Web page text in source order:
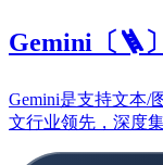
Gemini〔🪜〕
Gemini是支持文本/
文行业领先，深度